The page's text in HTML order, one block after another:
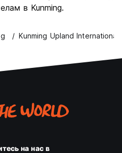
в Kunming.
Kunming Upland International
на нас в